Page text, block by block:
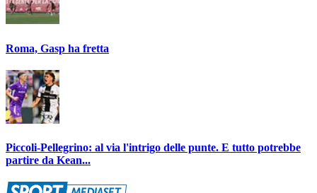
Roma, Gasp ha fretta
Piccoli-Pellegrino: al via l'intrigo delle punte. E tutto potrebbe
partire da Kean...